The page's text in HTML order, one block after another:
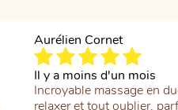
Aurélien Cornet
Il y a moins d'un mois
Incroyable massage en
relaxer et tout oublier,